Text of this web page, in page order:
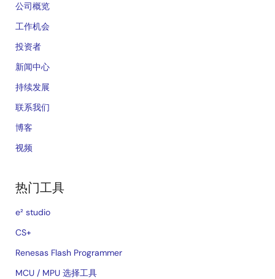
公司概览
工作机会
投资者
新闻中心
持续发展
联系我们
博客
视频
热门工具
e² studio
CS+
Renesas Flash Programmer
MCU / MPU 选择工具